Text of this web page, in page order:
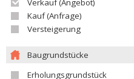
Verkauf (Angebot)
Kauf (Anfrage)
Versteigerung
Baugrundstücke
Erholungsgrundstück